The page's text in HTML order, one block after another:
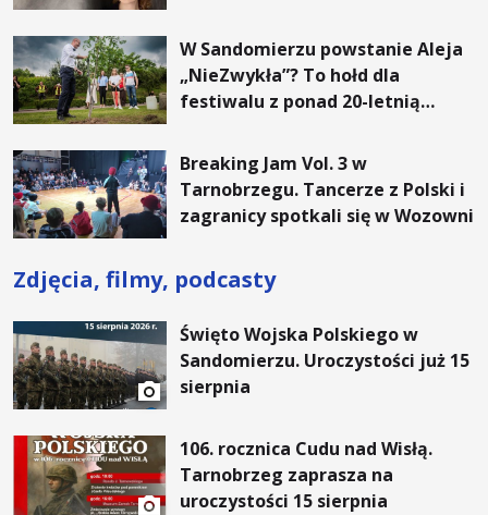
W Sandomierzu powstanie Aleja
„NieZwykła”? To hołd dla
festiwalu z ponad 20-letnią
Breaking Jam Vol. 3 w
Tarnobrzegu. Tancerze z Polski i
zagranicy spotkali się w Wozowni
Zdjęcia, filmy, podcasty
Święto Wojska Polskiego w
Sandomierzu. Uroczystości już 15
sierpnia
106. rocznica Cudu nad Wisłą.
Tarnobrzeg zaprasza na
uroczystości 15 sierpnia